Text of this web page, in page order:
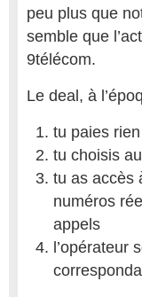
peu plus que
semble que
9télécom.
Le deal, à
tu paies rien
tu choisis
tu as accès
numéros
appels
l’opérateur